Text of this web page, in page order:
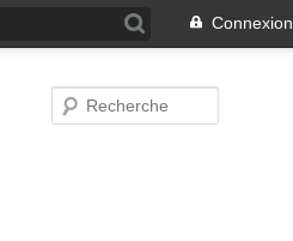
Connexion